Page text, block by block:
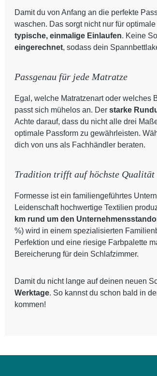
Damit du von Anfang an die perfekte
waschen. Das sorgt nicht nur für
typische, einmalige Einlaufen. Keine
eingerechnet, sodass dein
Passgenau für jede Matratze
Egal, welche Matratzenart oder welches
passt sich mühelos an. Der starke
Achte darauf, dass du nicht alle drei
optimale Passform zu gewährleisten.
dich von uns als Fachhändler beraten.
Tradition trifft auf höchste Qualität
Formesse ist ein familiengeführtes
Leidenschaft hochwertige Textilien
km rund um den
%) wird in einem spezialisierten
Perfektion und eine riesige Farbpalette
Bereicherung für dein Schlafzimmer.
Damit du nicht lange auf deinen neuen
Werktage. So kannst du schon bald in
kommen!